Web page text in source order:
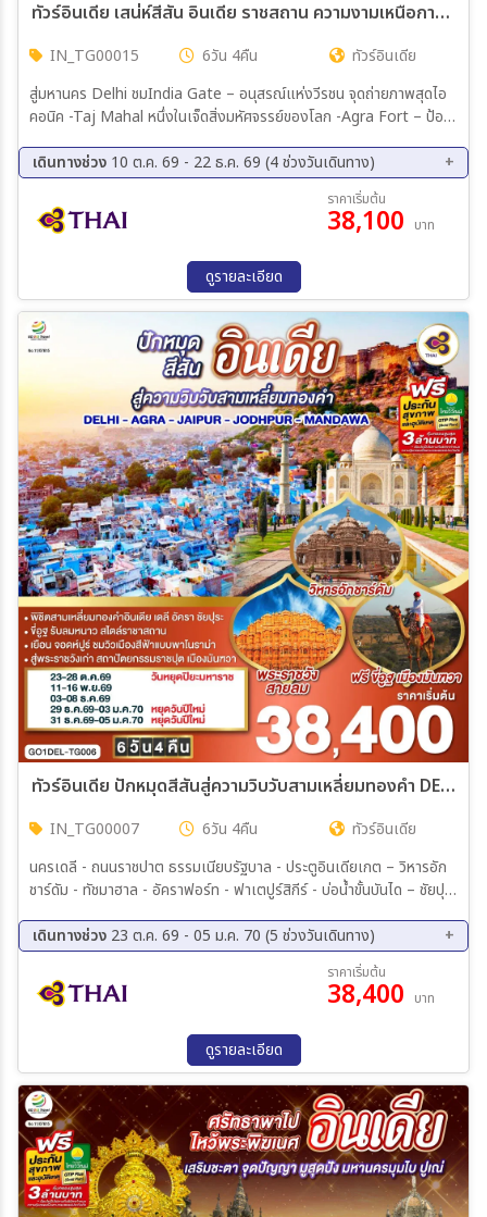
เฉพาะเดือน
เฉพาะเทศกาล
ค้นหา
ทัวร์อินเดีย เสน่ห์สีสัน อินเดีย ราชสถาน ความงามเหนือกาลเวลา ทัชมาฮาล ชัยปูร์ อัจเมอร์ 6วัน 4คืน (TG)
IN_TG00015 6วัน 4คืน
ทัวร์อินเดีย
สู่มหานคร Delhi ชมIndia Gate – อนุสรณ์แห่งวีรชน จุดถ่ายภาพสุดไอ
คอนิค -Taj Mahal หนึ่งในเจ็ดสิ่งมหัศจรรย์ของโลก -Agra Fort – ป้อม
Pink City - Amber Fort (รวมรถ Jeep บริการขึ้น-ลง) - Hawa
Mahal พระราชวังแห่งสายลม - Panna Meena บ่อน้ำโบราณรูปทรง
เรขาคณิต - Kishangarh – Marble Snow Desertทุ่งหินอ่อนสีขาว
ล้วน เหมือนทะเลหิมะ - Kishangarh Fort (Outside View) สู่เมือง
บรรยากาศสงบงาม เหมาะนั่งพักชมวิว
เดินทางช่วง 10 ต.ค. 69 - 22 ธ.ค. 69 (4 ช่วงวันเดินทาง)
21 ต.ค. 69 - 26 ต.ค. 69
03 ธ.ค. 69 - 08 ธ.ค. 69
17 ธ.ค. 69 - 22 ธ.ค. 69
ราคาเริ่มต้น
38,100 บาท
ดูรายละเอียด
ทัวร์อินเดีย ปักหมุดสีสันสู่ความวิบวับสามเหลี่ยมทองคำ DELHI - AGRA - JAIPUR - JODHPUR - MANDAWA 6วัน 4คืน (TG)
IN_TG00007 6วัน 4คืน
ทัวร์อินเดีย
นครเดลี - ถนนราชปาต ธรรมเนียบรัฐบาล - ประตูอินเดียเกต – วิหารอัก
ชาร์ดัม - ทัชมาฮาล - อัคราฟอร์ท - ฟาเตปูร์สิกีร์ - บ่อน้ำขั้นบันได – ชัยปุระ
ราชา จัย ซิงห์ – ซิตี้พาเลซ - แอมเบอร์ ฟอร์ท – จอดห์ปูร์ (BLUE CITY)
- อนุสรณ์สถานจาสวานต์ธาดา – ป้อมเมห์รานการห์ – ตลาดซาร์ดาร์ - เมือ
งมันฑวา - ฟรี ขี่อูฐ ชมสถาปัตยกรรมแห่งมันฑวา
เดินทางช่วง 23 ต.ค. 69 - 05 ม.ค. 70 (5 ช่วงวันเดินทาง)
11 พ.ย. 69 - 16 พ.ย. 69
03 ธ.ค. 69 - 08 ธ.ค. 69
29 ธ.ค. 69 - 03 ม.ค. 70
31 ธ.ค. 69 - 05 ม.ค. 70
ราคาเริ่มต้น
38,400 บาท
ดูรายละเอียด